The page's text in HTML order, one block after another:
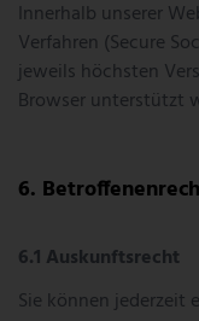
Innerhalb unserer
Verfahren (Secure
jeweils höchsten
Browser unterstützt
Auskunftsrecht
Sie können jederzeit